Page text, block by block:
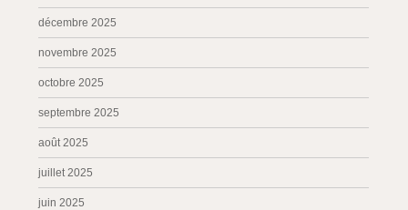
décembre 2025
novembre 2025
octobre 2025
septembre 2025
août 2025
juillet 2025
juin 2025